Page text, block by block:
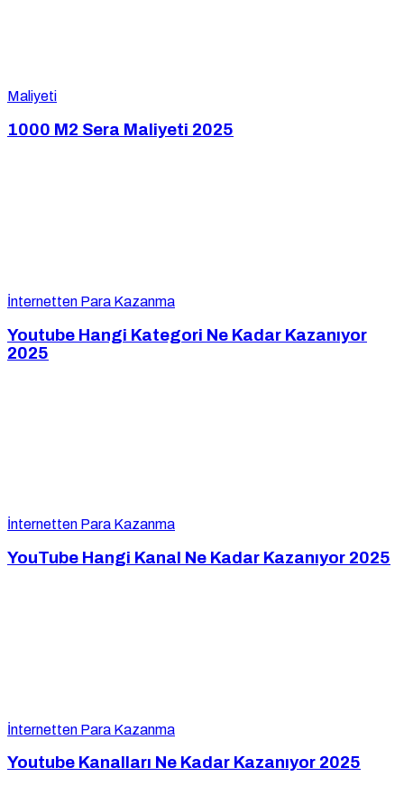
Maliyeti
1000 M2 Sera Maliyeti 2025
İnternetten Para Kazanma
Youtube Hangi Kategori Ne Kadar Kazanıyor
2025
İnternetten Para Kazanma
YouTube Hangi Kanal Ne Kadar Kazanıyor 2025
İnternetten Para Kazanma
Youtube Kanalları Ne Kadar Kazanıyor 2025